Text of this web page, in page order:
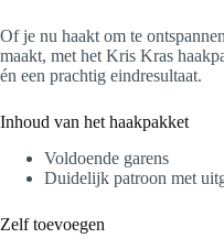
Of je nu haakt om te
maakt, met het Kris Kras
én een prachtig eindresultaat.
Inhoud van het haakpakket
Voldoende garens
Duidelijk patroon met
Zelf toevoegen